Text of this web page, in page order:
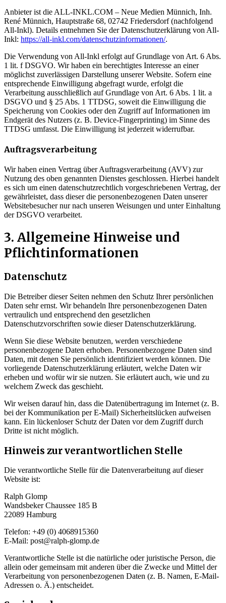
Anbieter ist die ALL-INKL.COM – Neue Medien Münnich, Inh.
René Münnich, Hauptstraße 68, 02742 Friedersdorf (nachfolgend
All-Inkl). Details entnehmen Sie der Datenschutzerklärung von All-
Inkl: https://all-inkl.com/datenschutzinformationen/.
Die Verwendung von All-Inkl erfolgt auf Grundlage von Art. 6 Abs.
1 lit. f DSGVO. Wir haben ein berechtigtes Interesse an einer
möglichst zuverlässigen Darstellung unserer Website. Sofern eine
entsprechende Einwilligung abgefragt wurde, erfolgt die
Verarbeitung ausschließlich auf Grundlage von Art. 6 Abs. 1 lit. a
DSGVO und § 25 Abs. 1 TTDSG, soweit die Einwilligung die
Speicherung von Cookies oder den Zugriff auf Informationen im
Endgerät des Nutzers (z. B. Device-Fingerprinting) im Sinne des
TTDSG umfasst. Die Einwilligung ist jederzeit widerrufbar.
Auftragsverarbeitung
Wir haben einen Vertrag über Auftragsverarbeitung (AVV) zur
Nutzung des oben genannten Dienstes geschlossen. Hierbei handelt
es sich um einen datenschutzrechtlich vorgeschriebenen Vertrag, der
gewährleistet, dass dieser die personenbezogenen Daten unserer
Websitebesucher nur nach unseren Weisungen und unter Einhaltung
der DSGVO verarbeitet.
3. Allgemeine Hinweise und
Pflicht­informationen
Datenschutz
Die Betreiber dieser Seiten nehmen den Schutz Ihrer persönlichen
Daten sehr ernst. Wir behandeln Ihre personenbezogenen Daten
vertraulich und entsprechend den gesetzlichen
Datenschutzvorschriften sowie dieser Datenschutzerklärung.
Wenn Sie diese Website benutzen, werden verschiedene
personenbezogene Daten erhoben. Personenbezogene Daten sind
Daten, mit denen Sie persönlich identifiziert werden können. Die
vorliegende Datenschutzerklärung erläutert, welche Daten wir
erheben und wofür wir sie nutzen. Sie erläutert auch, wie und zu
welchem Zweck das geschieht.
Wir weisen darauf hin, dass die Datenübertragung im Internet (z. B.
bei der Kommunikation per E-Mail) Sicherheitslücken aufweisen
kann. Ein lückenloser Schutz der Daten vor dem Zugriff durch
Dritte ist nicht möglich.
Hinweis zur verantwortlichen Stelle
Die verantwortliche Stelle für die Datenverarbeitung auf dieser
Website ist:
Ralph Glomp
Wandsbeker Chaussee 185 B
22089 Hamburg
Telefon: +49 (0) 4068915360
E-Mail: post@ralph-glomp.de
Verantwortliche Stelle ist die natürliche oder juristische Person, die
allein oder gemeinsam mit anderen über die Zwecke und Mittel der
Verarbeitung von personenbezogenen Daten (z. B. Namen, E-Mail-
Adressen o. Ä.) entscheidet.